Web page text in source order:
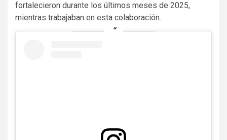
fortalecieron durante los últimos meses de 2025,
mientras trabajaban en esta colaboración.